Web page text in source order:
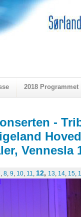
2018 Programmet
-
Vennesla
, 8, 9, 10, 11, 12, 13, 14, 15,